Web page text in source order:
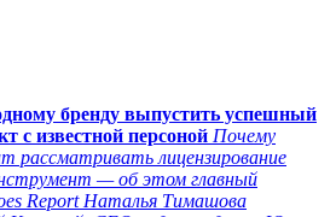
бренду выпустить успешный
с известной персоной Почему
рассматривать лицензирование
— об этом главный
Report Наталья Тимашова